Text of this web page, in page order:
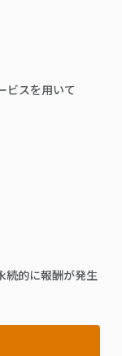
ビスを用いて
続的に報酬が発生